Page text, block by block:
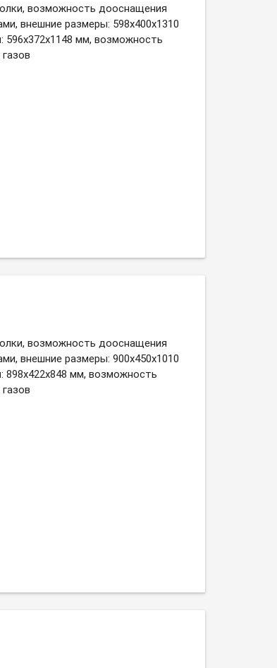
возможность дооснащения
внешние размеры: 598х400х1310
596х372х1148 мм, возможность
возможность дооснащения
внешние размеры: 900х450х1010
898х422х848 мм, возможность